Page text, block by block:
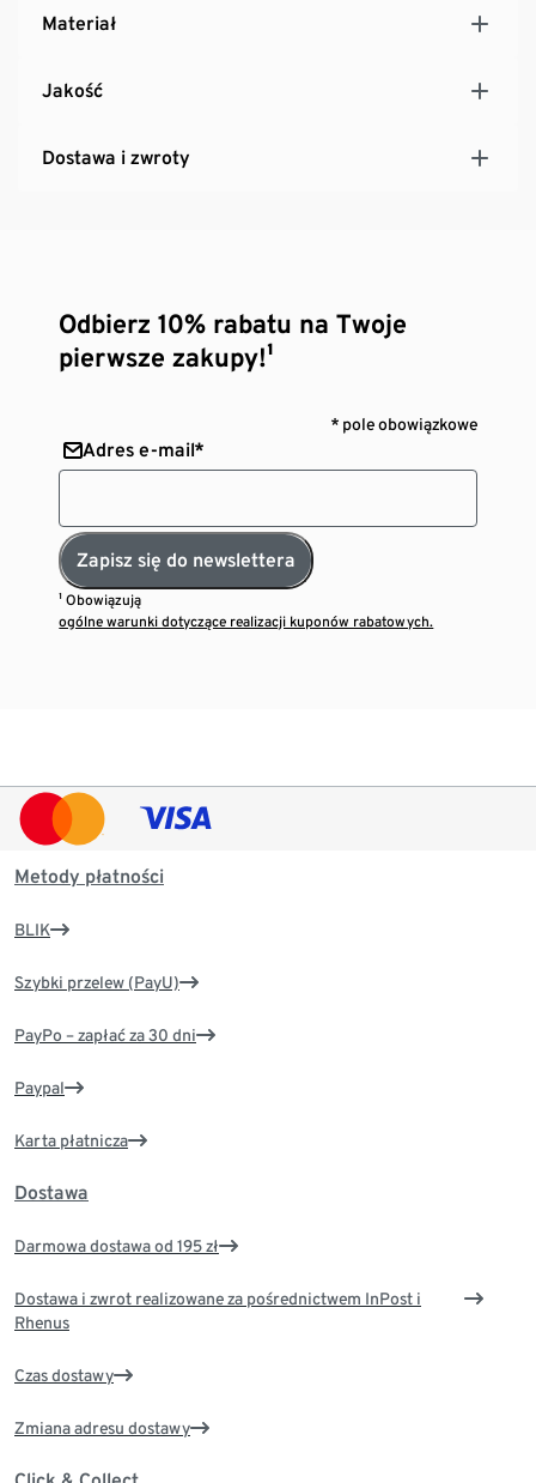
Materiał
Jakość
Dostawa i zwroty
Odbierz 10% rabatu na Twoje
pierwsze zakupy!¹
* pole obowiązkowe
Adres e-mail*
Zapisz się do newslettera
¹ Obowiązują
ogólne warunki dotyczące realizacji kuponów rabatowych.
Metody płatności
BLIK
Szybki przelew (PayU)
PayPo – zapłać za 30 dni
Paypal
Karta płatnicza
Dostawa
Darmowa dostawa od 195 zł
Dostawa i zwrot realizowane za pośrednictwem InPost i
Rhenus
Czas dostawy
Zmiana adresu dostawy